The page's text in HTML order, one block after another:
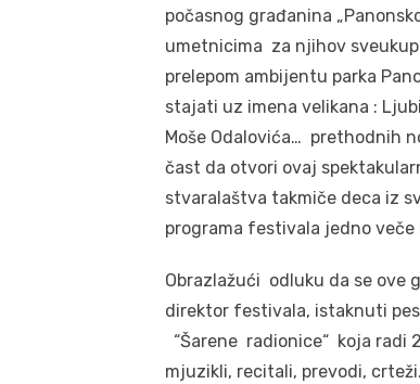
počasnog građanina
umetnicima za njihov
prelepom ambijentu parka
stajati uz imena velikana :
Moše Odalovića… prethodnih
čast da otvori ovaj
stvaralaštva takmiče deca iz
programa festivala jedno
Obrazlažući odluku da se ove
direktor festivala, istaknuti
“Šarene radionice“ koja radi
mjuzikli, recitali, prevodi,